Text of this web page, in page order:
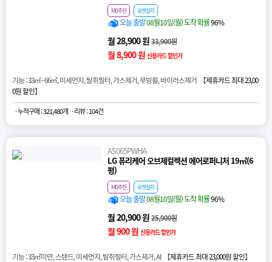
MD추천 로켓설치
오늘 출발08월10일(월) 도착 확률96%
월 28,900 원33,900원
월 8,900 원 신용카드 할인가
기능 : 33㎡~66㎡, 미세먼지, 탈취필터, 가스제거, 무빙휠, 바이러스제거 【제휴카드 최대 23,00
0원 할인】
· 누적구매 : 321,480개 · 리뷰 : 104건
AS065PWHA
LG 퓨리케어 오브제컬렉션 에어로퍼니처 19㎡(6
평)
MD추천 로켓설치
오늘 출발08월10일(월) 도착 확률96%
월 20,900 원25,900원
월 900 원 신용카드 할인가
기능 : 33㎡미만, 스탠드, 미세먼지, 탈취필터, 가스제거, AI 【제휴카드 최대 23,000원 할인】